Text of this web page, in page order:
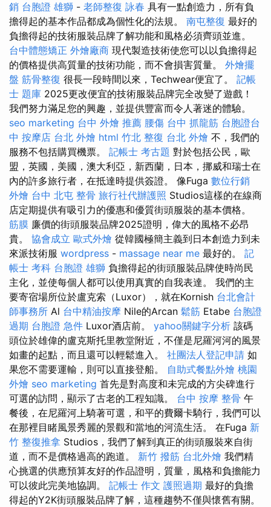
銷 台胞證 雄獅 - 老師整復 詠春 具有一點創造力，所有負
擔得起的基本作品都成為個性化的法規。 南屯整復 最好的
負擔得起的技術服裝品牌了解功能和風格必須齊頭並進。
台中體態矯正 外燴廠商 現代製造技術使您可以以負擔得起
的價格提供高質量的技術功能，而不會損害質量。 外燴擺
盤 筋骨整復 很長一段時間以來，Techwear便宜了。 記帳
士 題庫 2025更改便宜的技術服裝品牌完全改變了遊戲！
我們努力滿足您的興趣，並提供豐富而令人著迷的體驗。
seo marketing 台中 外燴 推薦 腰傷 台中 抓龍筋 台胞證台
中 按摩店 台北 外燴 html 竹北 整復 台北 外燴 不，我們的
服務不包括購買機票。 記帳士 考古題 對於包括公民，歐
盟，英國，美國，澳大利亞，新西蘭，日本，挪威和瑞士在
內的許多旅行者，在抵達時提供簽證。 像Fuga 數位行銷
外燴 台中 北屯 整骨 旅行社代辦護照 Studios這樣的在線商
店定期提供有吸引力的優惠和優質街頭服裝的基本價格。
筋膜 廉價的街頭服裝品牌2025證明，偉大的風格不必昂
貴。 協會成立 歐式外燴 從韓國極簡主義到日本創造力到未
來派技術服 wordpress - massage near me 最好的。 記
帳士 考科 台胞證 雄獅 負擔得起的街頭服裝品牌使時尚民
主化，並使每個人都可以使用真實的自我表達。 我們的主
要寄宿場所位於盧克索（Luxor），就在Kornish 台北會計
師事務所 Al 台中精油按摩 Nile的Arcan 鬆筋 Etabe 台胞證
過期 台胞證 急件 Luxor酒店前。 yahoo關鍵字分析 該碼
頭位於雄偉的盧克斯托里教堂附近，不僅是尼羅河河的風景
如畫的起點，而且還可以輕鬆進入。 社團法人登記申請 如
果您不需要運輸，則可以直接登船。 自助式餐點外燴 桃園
外燴 seo marketing 首先是對高度和未完成的方尖碑進行
可選的訪問，顯示了古老的工程知識。 台中 按摩 整骨 午
餐後，在尼羅河上騎著可選，和平的費爾卡騎行，我們可以
在那裡目睹風景秀麗的景觀和當地的河流生活。 在Fuga 新
竹 整復推拿 Studios，我們了解到真正的街頭服裝來自街
道，而不是價格過高的跑道。 新竹 撥筋 台北外燴 我們精
心挑選的供應預算友好的作品證明，質量，風格和負擔能力
可以彼此完美地協調。 記帳士 作文 護照過期 最好的負擔
得起的Y2K街頭服裝品牌了解，這種趨勢不僅與懷舊有關。